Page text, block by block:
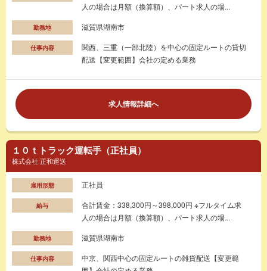
人の場合は月額（換算額）、パート求人の場...
勤務地 滋賀県湖南市
仕事内容
関西、三重（一部北陸）を中心の固定ルートの貸切
配送【変更範囲】会社の定める業務
求人情報詳細へ
１０ｔトラック運転手（正社員）
株式会社 正和運送
雇用形態 正社員
給与
合計賃金：338,300円～398,000円 ※フルタイム求
人の場合は月額（換算額）、パート求人の場...
勤務地 滋賀県湖南市
仕事内容
中京、関西中心の固定ルートの雑貨配送【変更範